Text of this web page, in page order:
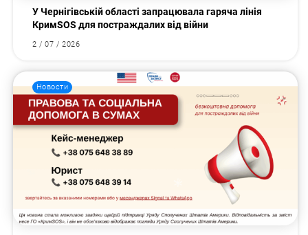
У Чернігівській області запрацювала гаряча лінія
КримSOS для постраждалих від війни
2 / 07 / 2026
Новости